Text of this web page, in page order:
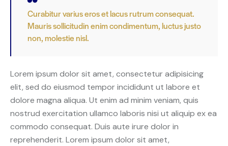
Curabitur varius eros et lacus rutrum consequat.
Mauris sollicitudin enim condimentum, luctus justo
non, molestie nisl.
Lorem ipsum dolor sit amet, consectetur adipisicing
elit, sed do eiusmod tempor incididunt ut labore et
dolore magna aliqua. Ut enim ad minim veniam, quis
nostrud exercitation ullamco laboris nisi ut aliquip ex ea
commodo consequat. Duis aute irure dolor in
reprehenderit. Lorem ipsum dolor sit amet,